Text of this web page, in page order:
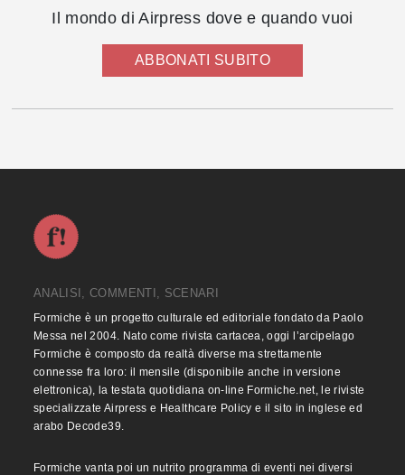
Il mondo di Airpress dove e quando vuoi
ABBONATI SUBITO
ANALISI, COMMENTI, SCENARI
Formiche è un progetto culturale ed editoriale fondato da Paolo
Messa nel 2004. Nato come rivista cartacea, oggi l’arcipelago
Formiche è composto da realtà diverse ma strettamente
connesse fra loro: il mensile (disponibile anche in versione
elettronica), la testata quotidiana on-line Formiche.net, le riviste
specializzate Airpress e Healthcare Policy e il sito in inglese ed
arabo Decode39.
Formiche vanta poi un nutrito programma di eventi nei diversi